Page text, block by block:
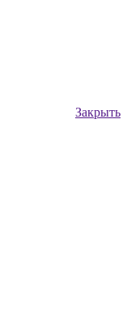
Закрыть